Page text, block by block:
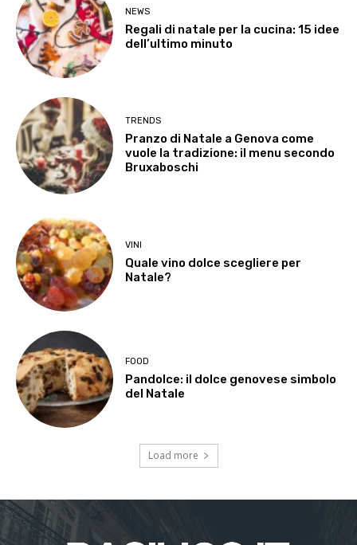
NEWS
Regali di natale per la cucina: 15 idee
dell’ultimo minuto
TRENDS
Pranzo di Natale a Genova come
vuole la tradizione: il menu secondo
Bruxaboschi
VINI
Quale vino dolce scegliere per
Natale?
FOOD
Pandolce: il dolce genovese simbolo
del Natale
Load more